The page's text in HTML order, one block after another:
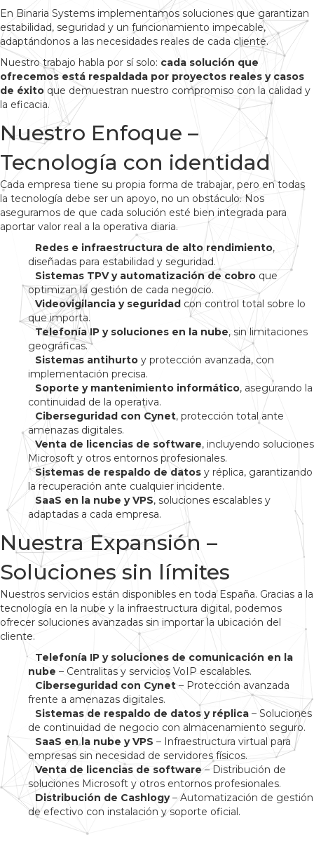
En Binaria Systems implementamos soluciones que garantizan
estabilidad, seguridad y un funcionamiento impecable,
adaptándonos a las necesidades reales de cada cliente.
Nuestro trabajo habla por sí solo: cada solución que
ofrecemos está respaldada por proyectos reales y casos
de éxito que demuestran nuestro compromiso con la calidad y
la eficacia.
Nuestro Enfoque –
Tecnología con identidad
Cada empresa tiene su propia forma de trabajar, pero en todas
la tecnología debe ser un apoyo, no un obstáculo. Nos
aseguramos de que cada solución esté bien integrada para
aportar valor real a la operativa diaria.
Redes e infraestructura de alto rendimiento,
diseñadas para estabilidad y seguridad.
Sistemas TPV y automatización de cobro que
optimizan la gestión de cada negocio.
Videovigilancia y seguridad con control total sobre lo
que importa.
Telefonía IP y soluciones en la nube, sin limitaciones
geográficas.
Sistemas antihurto y protección avanzada, con
implementación precisa.
Soporte y mantenimiento informático, asegurando la
continuidad de la operativa.
Ciberseguridad con Cynet, protección total ante
amenazas digitales.
Venta de licencias de software, incluyendo soluciones
Microsoft y otros entornos profesionales.
Sistemas de respaldo de datos y réplica, garantizando
la recuperación ante cualquier incidente.
SaaS en la nube y VPS, soluciones escalables y
adaptadas a cada empresa.
Nuestra Expansión –
Soluciones sin límites
Nuestros servicios están disponibles en toda España. Gracias a la
tecnología en la nube y la infraestructura digital, podemos
ofrecer soluciones avanzadas sin importar la ubicación del
cliente.
Telefonía IP y soluciones de comunicación en la
nube – Centralitas y servicios VoIP escalables.
Ciberseguridad con Cynet– Protección avanzada
frente a amenazas digitales.
Sistemas de respaldo de datos y réplica – Soluciones
de continuidad de negocio con almacenamiento seguro.
SaaS en la nube y VPS – Infraestructura virtual para
empresas sin necesidad de servidores físicos.
Venta de licencias de software– Distribución de
soluciones Microsoft y otros entornos profesionales.
Distribución de Cashlogy– Automatización de gestión
de efectivo con instalación y soporte oficial.